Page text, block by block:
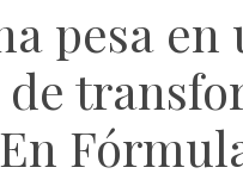
pesa en